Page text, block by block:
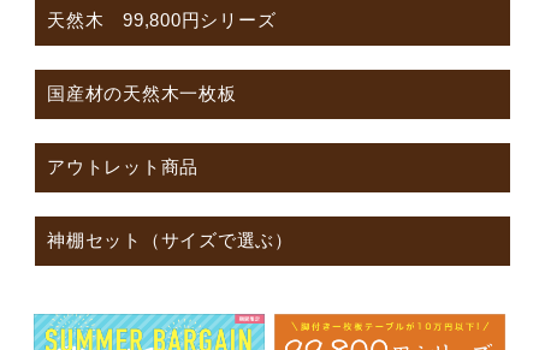
天然木 99,800円シリーズ
国産材の天然木一枚板
アウトレット商品
神棚セット（サイズで選ぶ）